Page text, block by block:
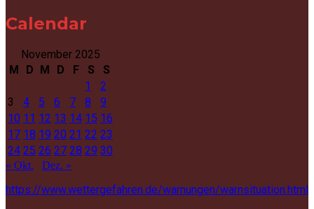
Calendar
November 2025
M
D M D F S
S
1
2
3
4 5 6 7 8
9
10 11 12 13 14 15 16
17 18 19 20 21 22 23
24 25 26 27 28 29 30
« Okt. Dez. »
https://www.wettergefahren.de/warnungen/warnsituation.html